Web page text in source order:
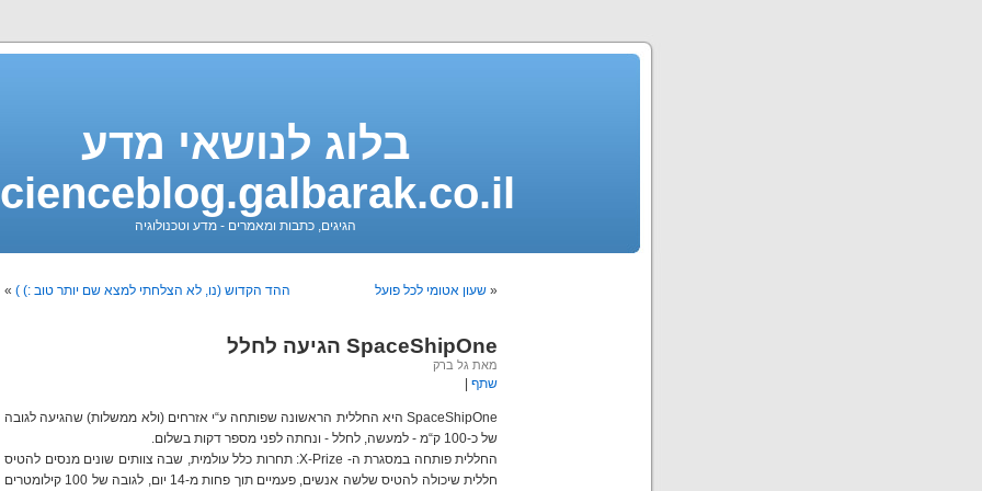
בלוג לנושאי מדע
הגיגים, כתבות ומאמרים - מדע וטכנולוגיה
« שעון אטומי לכל פועל ההד הקדוש (נו, לא הצלחתי למצא שם יותר טוב :) ) »
SpaceShipOne הגיעה לחלל
מאת גל ברק
שתף
SpaceShipOne היא החללית הראשונה שפותחה ע“י אזרחים (ולא ממשלות) שהגיעה לגובה
של כ-100 ק“מ - למעשה, לחלל - ונחתה לפני מספר דקות בשלום.
החללית פותחה במסגרת ה- X-Prize: תחרות כלל עולמית, שבה צוותים שונים מנסים להטיס
חללית שיכולה להטיס שלשה אנשים, פעמיים תוך פחות מ-14 יום, לגובה של 100 קילומטרים